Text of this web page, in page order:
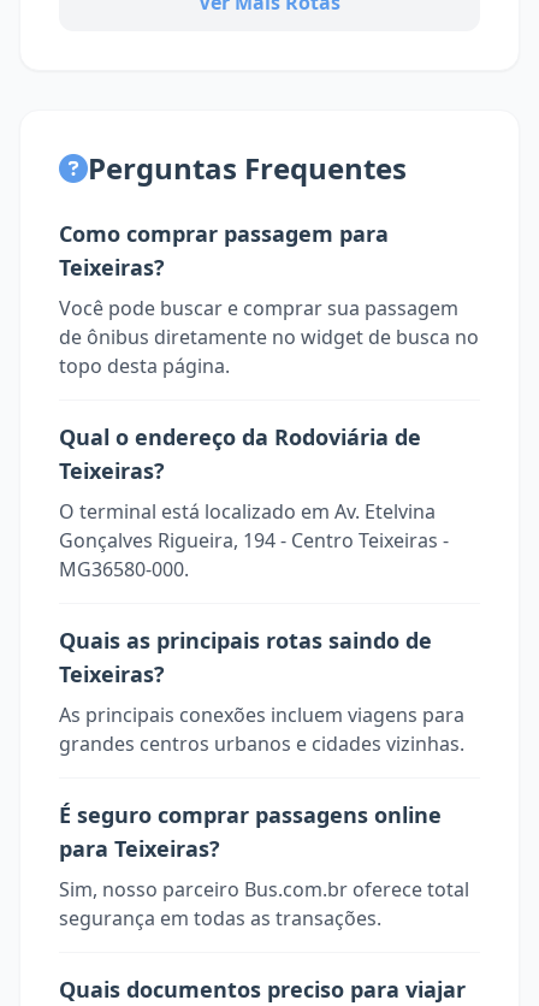
Perguntas Frequentes
Como comprar passagem para
Teixeiras?
Você pode buscar e comprar sua passagem
de ônibus diretamente no widget de busca no
topo desta página.
Qual o endereço da Rodoviária de
Teixeiras?
O terminal está localizado em Av. Etelvina
Gonçalves Rigueira, 194 - Centro Teixeiras -
MG36580-000.
Quais as principais rotas saindo de
Teixeiras?
As principais conexões incluem viagens para
grandes centros urbanos e cidades vizinhas.
É seguro comprar passagens online
para Teixeiras?
Sim, nosso parceiro Bus.com.br oferece total
segurança em todas as transações.
Quais documentos preciso para viajar